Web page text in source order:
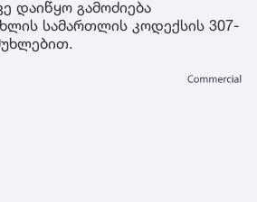
დაიწყო გამოძიება
სამართლის კოდექსის 307-